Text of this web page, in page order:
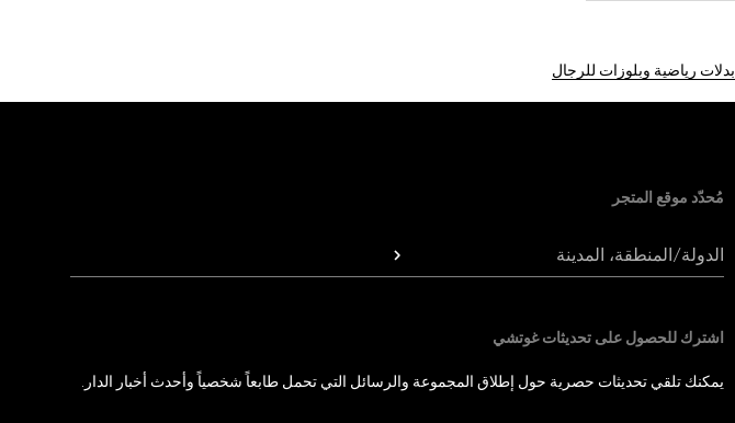
بدلات رياضية وبلوزات للرجال
مُحدّد موقع المتجر
الدولة/المنطقة، المدينة
اشترك للحصول على تحديثات غوتشي
يمكنك تلقي تحديثات حصرية حول إطلاق المجموعة والرسائل التي تحمل طابعاً شخصياً وأحدث أخبار الدار.